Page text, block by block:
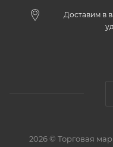
Доставим в
2026 © Торговая